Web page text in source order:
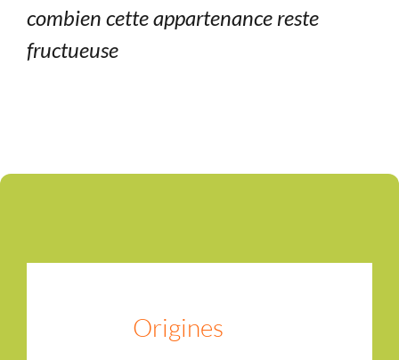
combien cette appartenance reste
fructueuse
Origines